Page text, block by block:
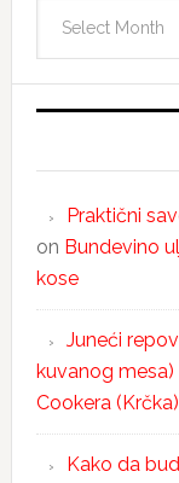
Praktični
on Bundevino
kose
Juneći
kuvanog
Cookera (Krčka)
Kako da